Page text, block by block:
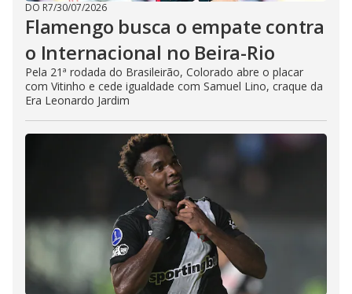
DO R7/30/07/2026
Flamengo busca o empate contra
o Internacional no Beira-Rio
Pela 21ª rodada do Brasileirão, Colorado abre o placar
com Vitinho e cede igualdade com Samuel Lino, craque da
Era Leonardo Jardim